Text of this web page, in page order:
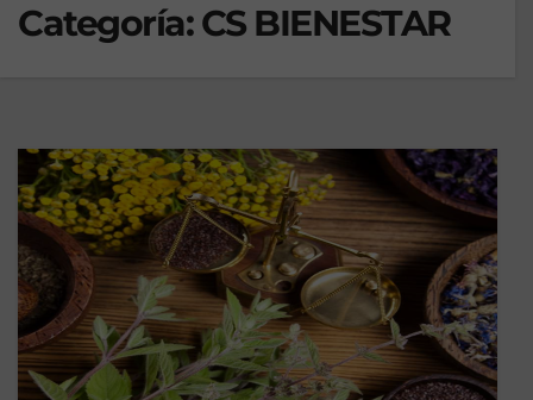
Categoría:CS BIENESTAR